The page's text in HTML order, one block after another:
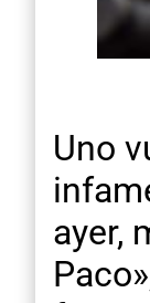
Uno
ayer,